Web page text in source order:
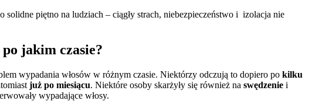
solidne piętno na ludziach – ciągły strach, niebezpieczeństwo i izolacja nie
po jakim czasie?
wypadania włosów w różnym czasie. Niektórzy odczują to dopiero po kilku
już po miesiącu. Niektóre osoby skarżyły się również na swędzenie i
wypadające włosy.